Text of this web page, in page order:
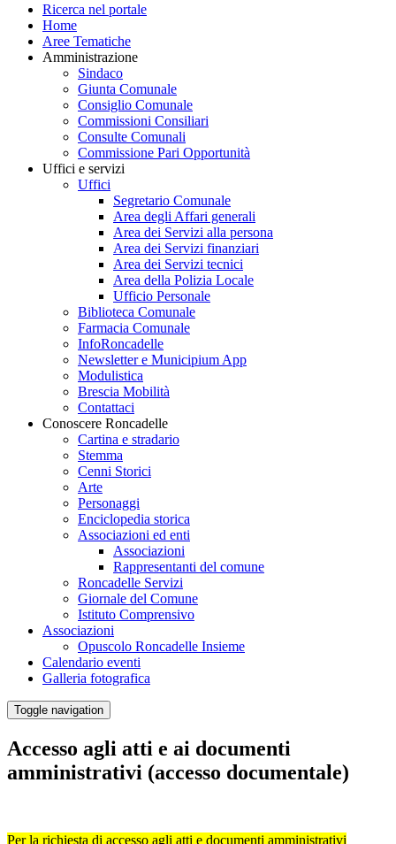
Ricerca nel portale
Home
Aree Tematiche
Amministrazione
Sindaco
Giunta Comunale
Consiglio Comunale
Commissioni Consiliari
Consulte Comunali
Commissione Pari Opportunità
Uffici e servizi
Uffici
Segretario Comunale
Area degli Affari generali
Area dei Servizi alla persona
Area dei Servizi finanziari
Area dei Servizi tecnici
Area della Polizia Locale
Ufficio Personale
Biblioteca Comunale
Farmacia Comunale
InfoRoncadelle
Newsletter e Municipium App
Modulistica
Brescia Mobilità
Contattaci
Conoscere Roncadelle
Cartina e stradario
Stemma
Cenni Storici
Arte
Personaggi
Enciclopedia storica
Associazioni ed enti
Associazioni
Rappresentanti del comune
Roncadelle Servizi
Giornale del Comune
Istituto Comprensivo
Associazioni
Opuscolo Roncadelle Insieme
Calendario eventi
Galleria fotografica
Toggle navigation
Accesso agli atti e ai documenti
amministrativi (accesso documentale)
Per la richiesta di accesso agli atti e documenti amministrativi